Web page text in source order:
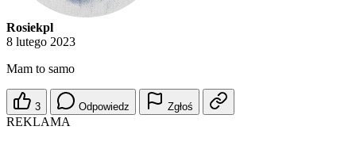
Rosiekpl
8 lutego 2023
Mam to samo
3 Odpowiedz Zgłoś
REKLAMA